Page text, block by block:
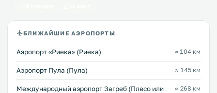
БЛИЖАЙШИЕ АЭРОПОРТЫ
Аэропорт «Риека» (Риека) ≈ 104 км
Аэропорт Пула (Пула) ≈ 145 км
Международный аэропорт Загреб (Плесо или
≈ 268 км